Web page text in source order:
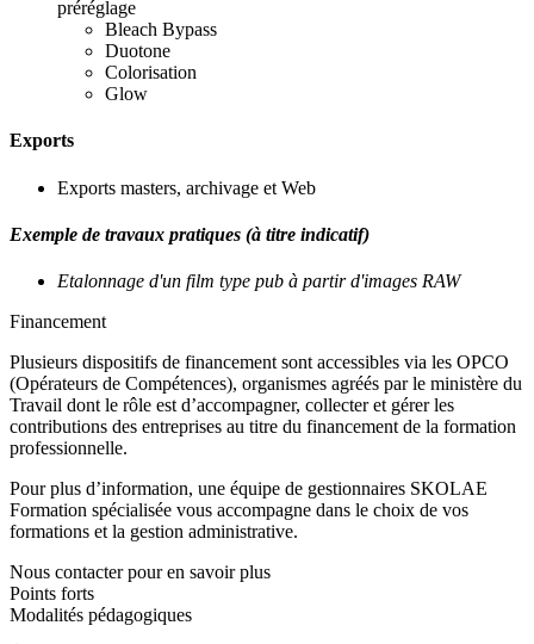
préréglage
Bleach Bypass
Duotone
Colorisation
Glow
Exports
Exports masters, archivage et Web
Exemple de travaux pratiques (à titre indicatif)
Etalonnage d'un film type pub à partir d'images RAW
Financement
Plusieurs dispositifs de financement sont accessibles via les OPCO
(Opérateurs de Compétences), organismes agréés par le ministère du
Travail dont le rôle est d’accompagner, collecter et gérer les
contributions des entreprises au titre du financement de la formation
professionnelle.
Pour plus d’information, une équipe de gestionnaires SKOLAE
Formation spécialisée vous accompagne dans le choix de vos
formations et la gestion administrative.
Nous contacter pour en savoir plus
Points forts
Modalités pédagogiques